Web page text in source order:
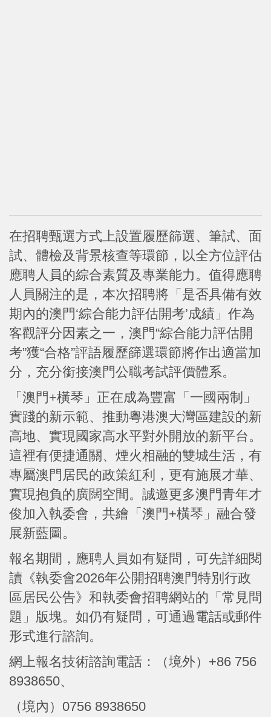
在招聘甄選方式上設置履歷篩選、筆試、面
試、體檢及背景核查等環節，以全方位評估
應聘人員的綜合素質及專業能力。值得應聘
人員關注的是，本次招聘將「是否具備有效
期內的澳門‘綜合能力評估開考’成績」作為
客觀評分因素之一，澳門“綜合能力評估開
考”獲“合格”評語履歷篩選環節將作出適當加
分，充分銜接澳門公職考試評價體系。
「澳門+橫琴」正在成為豐富「一國兩制」
實踐的新示範、推動粵港澳大灣區建設的新
高地、實現國家高水平對外開放的新平台。
這裡有便捷通關、煙火相融的雙城生活，有
專屬澳門居民的政策紅利，更有施展才華、
實現抱負的廣闊空間。誠邀更多澳門青年才
俊加入執委會，共繪「澳門+橫琴」融合發
展新藍圖。
報名期間，應聘人員如有疑問，可先詳細閱
讀《執委會2026年公開招聘澳門特別行政
區居民公告》和執委會招聘網站的「常見問
題」版塊。如仍有疑問，可通過電話或郵件
形式進行諮詢。
網上報名技術諮詢電話：（境外）+86 756
8938650、
（境內）0756 8938650